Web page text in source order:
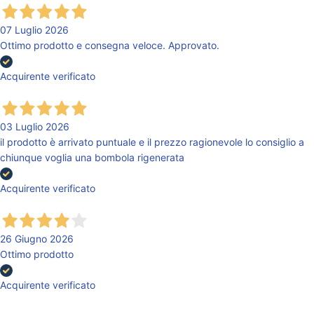
07 Luglio 2026
Ottimo prodotto e consegna veloce. Approvato.
Acquirente verificato
03 Luglio 2026
il prodotto è arrivato puntuale e il prezzo ragionevole lo consiglio a
chiunque voglia una bombola rigenerata
Acquirente verificato
26 Giugno 2026
Ottimo prodotto
Acquirente verificato